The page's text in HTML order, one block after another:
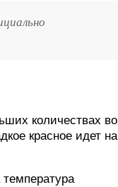
количествах во
красное идет на